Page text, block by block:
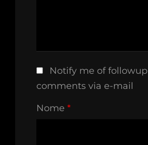
Notify me of followup
comments via e-mail
Nome *